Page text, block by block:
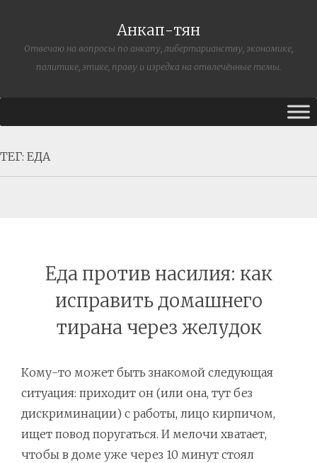
Анкап-тян
Отвечаю на вопросы по анкапу, либертарианству, экономике,
политике, этике, праву и изредка на отвлечённые темы.
ТЕГ: ЕДА
Еда против насилия: как
исправить домашнего
тирана через желудок
Кому-то может быть знакомой следующая
ситуация: приходит он (или она, тут без
дискриминации) с работы, лицо кирпичом,
ищет повод поругаться. И мелочи хватает,
чтобы в доме уже через 10 минут стоял